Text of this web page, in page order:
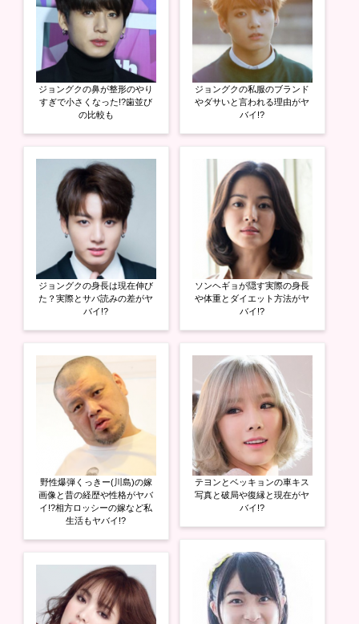
(
新
し
い
ウ
ィ
ン
ド
ウ
で
開
す
リ
ッ
て
く
い
(
新
し
い
ウ
ド
ウ
で
開
き
ま
す
)
(
新
し
い
ウ
ィ
ン
ド
ウ
で
開
す
ジョングクの鼻が整形のやり
すぎで小さくなった!?歯並び
の比較も
ジョングクの身長は現在伸び
た？実際とサバ読みの差がヤ
バイ!?
野性爆弾くっきー(川島)の嫁
画像と昔の経歴や性格がヤバ
イ!?相方ロッシーの嫁など私
生活もヤバイ!?
ジョングクの私服のブランド
やダサいと言われる理由がヤ
バイ!?
ソンヘギョが隠す実際の身長
や体重とダイエット方法がヤ
バイ!?
テヨンとベッキョンの車キス
写真と破局や復縁と現在がヤ
バイ!?